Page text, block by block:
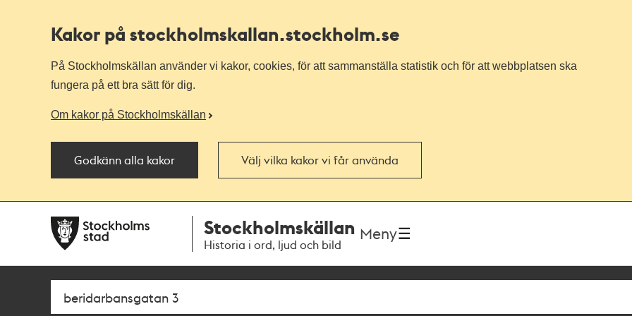
Kakor på stockholmskallan.stockholm.se
På Stockholmskällan använder vi kakor, cookies, för att sammanställa statistik och för att webbplatsen ska
fungera på ett bra sätt för dig.
Om kakor på Stockholmskällan
Godkänn alla kakor Välj vilka kakor vi får använda
navigationen
huvudinnehållet
Stockholmskällan
Historia i ord, ljud och bild
Meny
Sök